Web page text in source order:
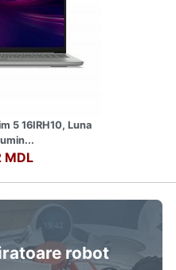
5 16IRH10, Luna
MDL
robot